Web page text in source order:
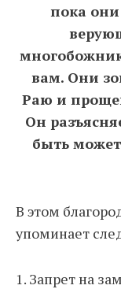
пока они
вам. Они
Раю и
Он
быть
В этом
упоминает
1. Запрет на